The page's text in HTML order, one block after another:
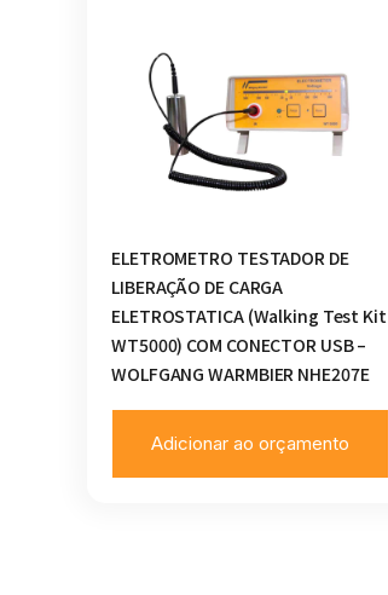
ELETROMETRO TESTADOR DE
LIBERAÇÃO DE CARGA
ELETROSTATICA (Walking Test Kit
WT5000) COM CONECTOR USB –
WOLFGANG WARMBIER NHE207E
Adicionar ao orçamento